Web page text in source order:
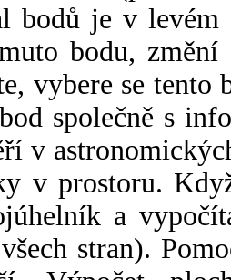
bodů je v
bodu,
vybere se tento
společně s
v
v prostoru.
a
stran).